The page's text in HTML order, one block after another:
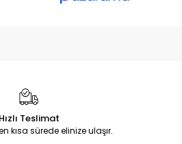
Hızlı Teslimat
kısa sürede elinize ulaşır.